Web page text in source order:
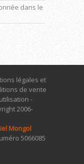
dans le
légales et
de vente
-
2006-
Mongol
5066085